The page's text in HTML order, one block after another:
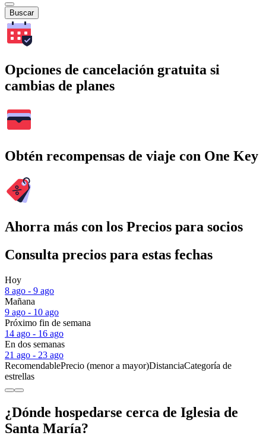
Buscar
Opciones de cancelación gratuita si
cambias de planes
Obtén recompensas de viaje con One Key
Ahorra más con los Precios para socios
Consulta precios para estas fechas
Hoy
8 ago - 9 ago
Mañana
9 ago - 10 ago
Próximo fin de semana
14 ago - 16 ago
En dos semanas
21 ago - 23 ago
RecomendablePrecio (menor a mayor)DistanciaCategoría de
estrellas
¿Dónde hospedarse cerca de Iglesia de
Santa María?